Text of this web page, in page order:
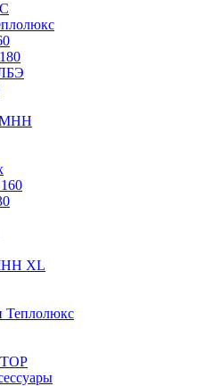
МНН
XL
Теплолюкс